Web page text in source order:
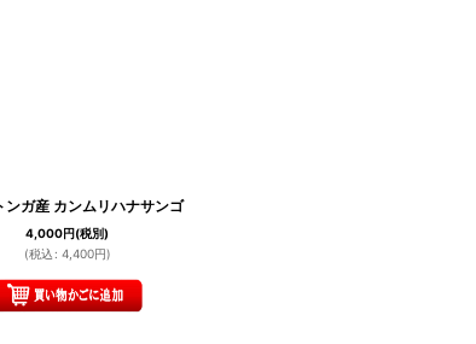
ンガ産 カンムリハナサンゴ
4,000円(税別)
(税込 : 4,400円)